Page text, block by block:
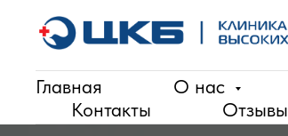
Главная О нас
Контакты
Отзывы